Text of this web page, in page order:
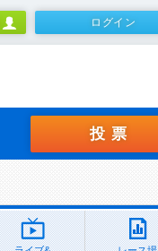
ログイン
投票